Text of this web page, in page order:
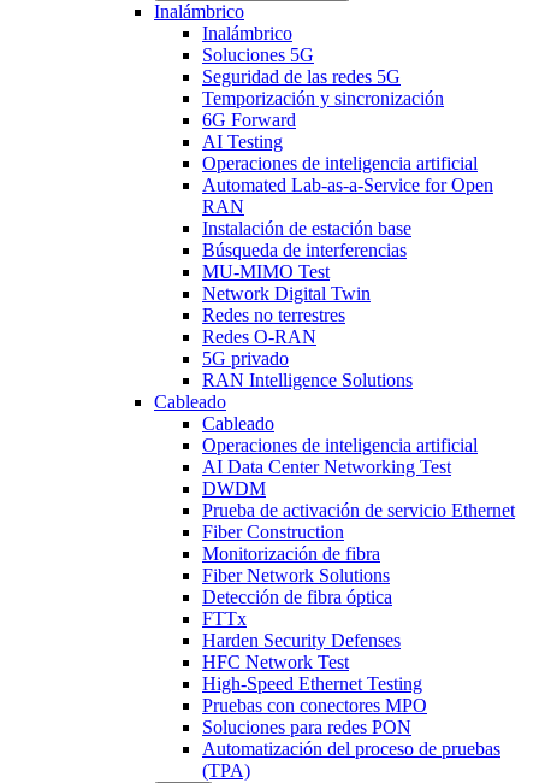
Inalámbrico
Inalámbrico
Soluciones 5G
Seguridad de las redes 5G
Temporización y sincronización
6G Forward
AI Testing
Operaciones de inteligencia artificial
Automated Lab-as-a-Service for Open
RAN
Instalación de estación base
Búsqueda de interferencias
MU-MIMO Test
Network Digital Twin
Redes no terrestres
Redes O-RAN
5G privado
RAN Intelligence Solutions
Cableado
Cableado
Operaciones de inteligencia artificial
AI Data Center Networking Test
DWDM
Prueba de activación de servicio Ethernet
Fiber Construction
Monitorización de fibra
Fiber Network Solutions
Detección de fibra óptica
FTTx
Harden Security Defenses
HFC Network Test
High-Speed Ethernet Testing
Pruebas con conectores MPO
Soluciones para redes PON
Automatización del proceso de pruebas
(TPA)